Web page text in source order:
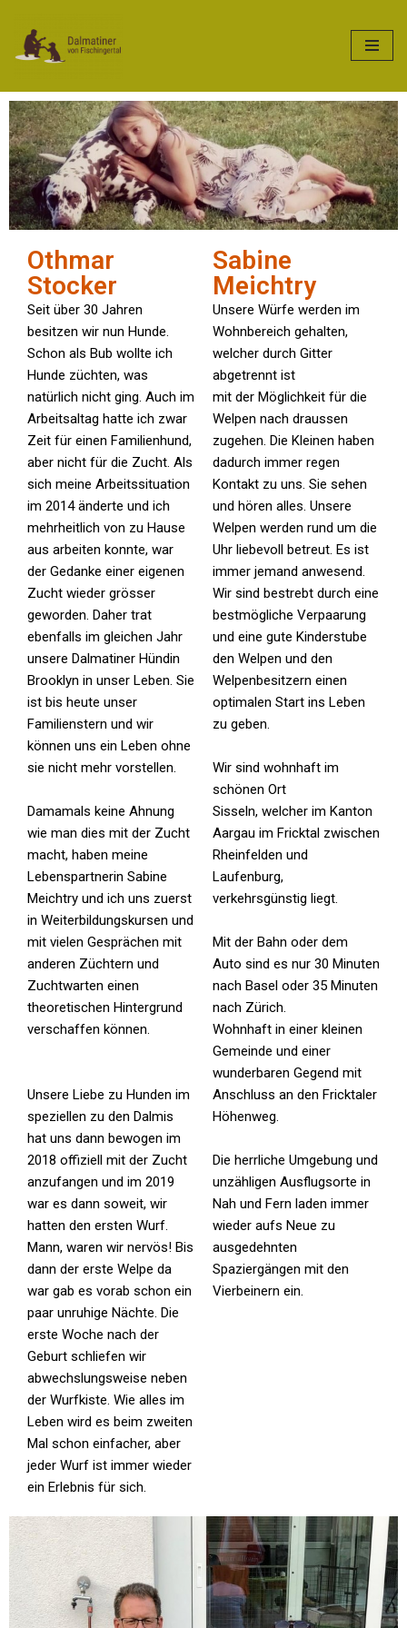
Zum
Othmar
Stocker
Seit über 30 Jahren
besitzen wir nun Hunde.
Schon als Bub wollte ich
Hunde züchten, was
natürlich nicht ging. Auch im
Arbeitsaltag hatte ich zwar
Zeit für einen Familienhund,
aber nicht für die Zucht. Als
sich meine Arbeitssituation
im 2014 änderte und ich
mehrheitlich von zu Hause
aus arbeiten konnte, war
der Gedanke einer eigenen
Zucht wieder grösser
geworden. Daher trat
ebenfalls im gleichen Jahr
unsere Dalmatiner Hündin
Brooklyn in unser Leben. Sie
ist bis heute unser
Familienstern und wir
können uns ein Leben ohne
sie nicht mehr vorstellen.
Damamals keine Ahnung
wie man dies mit der Zucht
macht, haben meine
Lebenspartnerin Sabine
Meichtry und ich uns zuerst
in Weiterbildungskursen und
mit vielen Gesprächen mit
anderen Züchtern und
Zuchtwarten einen
theoretischen Hintergrund
verschaffen können.
Unsere Liebe zu Hunden im
speziellen zu den Dalmis
hat uns dann bewogen im
2018 offiziell mit der Zucht
anzufangen und im 2019
war es dann soweit, wir
hatten den ersten Wurf.
Mann, waren wir nervös! Bis
dann der erste Welpe da
war gab es vorab schon ein
paar unruhige Nächte. Die
erste Woche nach der
Geburt schliefen wir
abwechslungsweise neben
der Wurfkiste. Wie alles im
Leben wird es beim zweiten
Mal schon einfacher, aber
jeder Wurf ist immer wieder
ein Erlebnis für sich.
Sabine
Meichtry
Unsere Würfe werden im
Wohnbereich gehalten,
welcher durch Gitter
abgetrennt ist
mit der Möglichkeit für die
Welpen nach draussen
zugehen. Die Kleinen haben
dadurch immer regen
Kontakt zu uns. Sie sehen
und hören alles. Unsere
Welpen werden rund um die
Uhr liebevoll betreut. Es ist
immer jemand anwesend.
Wir sind bestrebt durch eine
bestmögliche Verpaarung
und eine gute Kinderstube
den Welpen und den
Welpenbesitzern einen
optimalen Start ins Leben
zu geben.
Wir sind wohnhaft im
schönen Ort
Sisseln, welcher im Kanton
Aargau im Fricktal zwischen
Rheinfelden und
Laufenburg,
verkehrsgünstig liegt.
Mit der Bahn oder dem
Auto sind es nur 30 Minuten
nach Basel oder 35 Minuten
nach Zürich.
Wohnhaft in einer kleinen
Gemeinde und einer
wunderbaren Gegend mit
Anschluss an den Fricktaler
Höhenweg.
Die herrliche Umgebung und
unzähligen Ausflugsorte in
Nah und Fern laden immer
wieder aufs Neue zu
ausgedehnten
Spaziergängen mit den
Vierbeinern ein.